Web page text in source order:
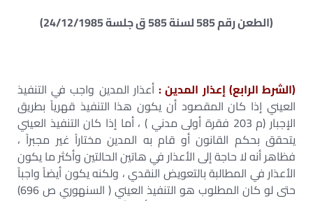
(الطعن رقم 585 لسنة 585 ق جلسة 24/12/1985)
(الشرط الرابع) إعذار المدين :أعذار المدين واجب في التنفيذ
العيني إذا كان المقصود أن يكون هذا التنفيذ قهرياً بطريق
الإجبار (م 203 فقرة أولى مدني ) ، أما إذا كان التنفيذ العيني
يتحقق بحكم القانون أو قام به المدين مختاراً غير مجبراً ،
فظاهر أنه لا حاجة إلى الأعذار في هاتين الحالتين وأكثر ما يكون
الأعذار في المطالبة بالتعويض النقدي ، ولكنه يكون أيضاً واجباً
حتى لو كان المطلوب هو التنفيذ العيني ( السنهوري ص 696)